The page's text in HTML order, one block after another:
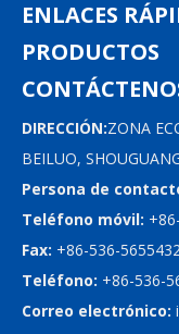
ENLACES
PRODUCTOS
DIRECCIÓN:ZONA
BEILUO,
Persona de
Teléfono móvil:
Fax: +86-536-
Teléfono: +86-536-
Correo electrónico: